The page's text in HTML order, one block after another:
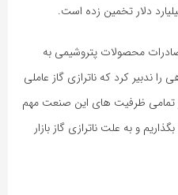
محصولات پتروشیمی به
ندبیر کرد که ناترازی گاز عاملی
تمامی ظرفیت های این صنعت مهم
و به علت ناترازی گاز بازار